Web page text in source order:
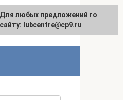
Для любых предложений по
сайту: lubcentre@cp9.ru